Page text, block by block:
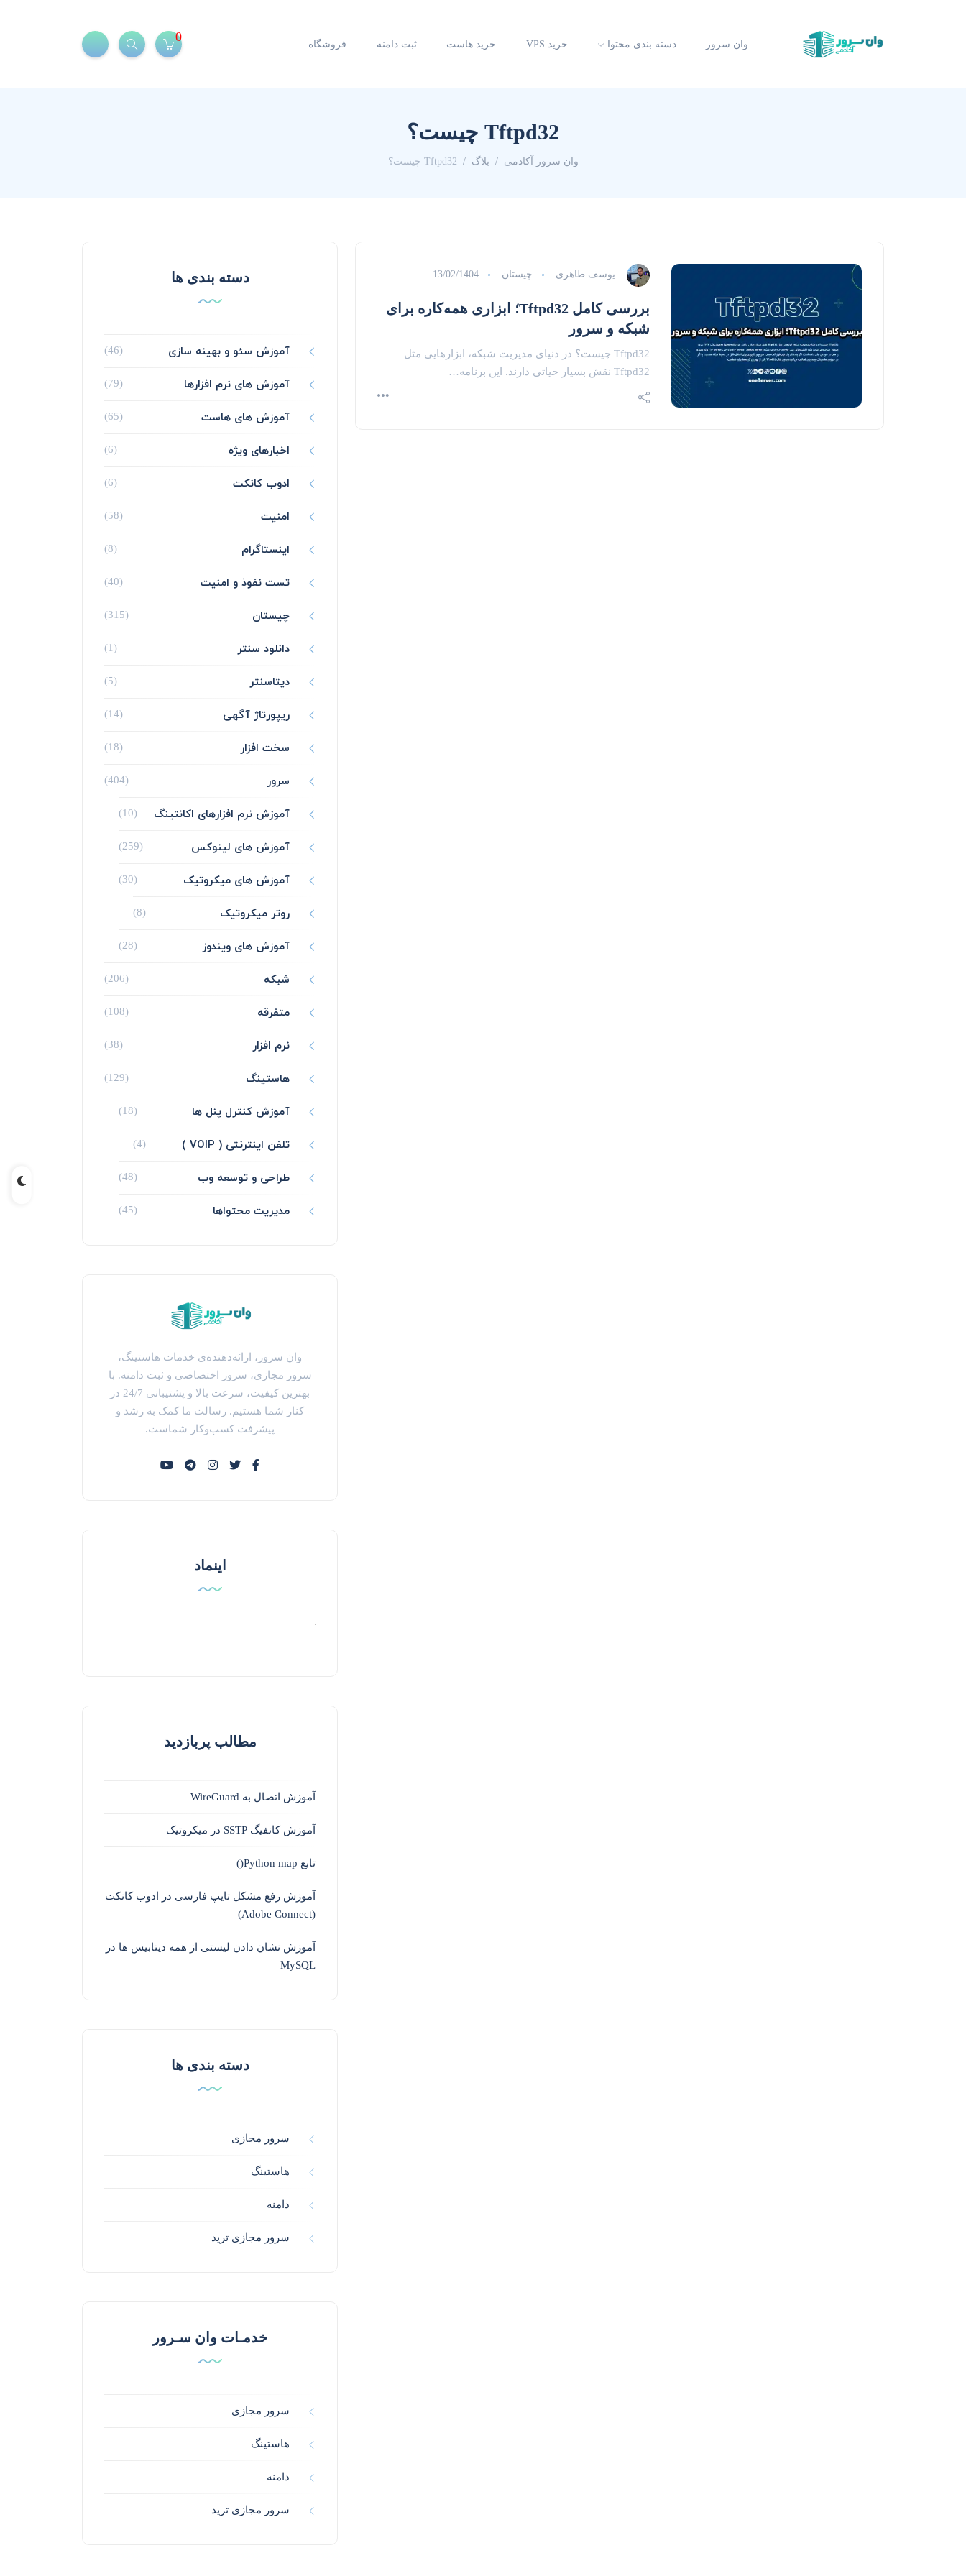
وان سرور دسته بندی محتوا خرید VPS خرید هاست ثبت دامنه فروشگاه
0
Tftpd32 چیست؟
وان سرور آکادمی بلاگ Tftpd32 چیست؟
یوسف طاهری چیستان 13/02/1404
بررسی کامل Tftpd32؛ ابزاری همه‌کاره برای
شبکه و سرور
Tftpd32 چیست؟ در دنیای مدیریت شبکه، ابزارهایی مثل
Tftpd32 نقش بسیار حیاتی دارند. این برنامه…
دسته بندی ها
آموزش سئو و بهینه سازی (46)
آموزش های نرم افزارها (79)
آموزش های هاست (65)
اخبارهای ویژه (6)
ادوب کانکت (6)
امنیت (58)
اینستاگرام (8)
تست نفوذ و امنیت (40)
چیستان (315)
دانلود سنتر (1)
دیتاسنتر (5)
ریپورتاژ آگهی (14)
سخت افزار (18)
سرور (404)
آموزش نرم افزارهای اکانتینگ (10)
آموزش های لینوکس (259)
آموزش های میکروتیک (30)
روتر میکروتیک (8)
آموزش های ویندوز (28)
شبکه (206)
متفرقه (108)
نرم افزار (38)
هاستینگ (129)
آموزش کنترل پنل ها (18)
تلفن اینترنتی ( VOIP ) (4)
طراحی و توسعه وب (48)
مدیریت محتواها (45)
وان سرور، ارائه‌دهنده‌ی خدمات هاستینگ،
سرور مجازی، سرور اختصاصی و ثبت دامنه. با
بهترین کیفیت، سرعت بالا و پشتیبانی 24/7 در
کنار شما هستیم. رسالت ما کمک به رشد و
پیشرفت کسب‌وکار شماست.
اینماد
مطالب پربازدید
آموزش اتصال به WireGuard
آموزش کانفیگ SSTP در میکروتیک
تابع Python map()
آموزش رفع مشکل تایپ فارسی در ادوب کانکت
(Adobe Connect)
آموزش نشان دادن لیستی از همه دیتابیس ها در
MySQL
دسته بندی ها
سرور مجازی
هاستینگ
دامنه
سرور مجازی ترید
خدمـات وان سـرور
سرور مجازی
هاستینگ
دامنه
سرور مجازی ترید